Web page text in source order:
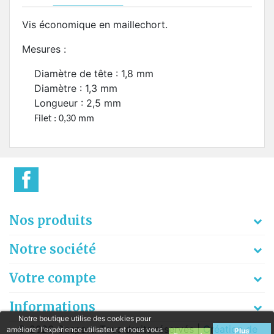
Notre boutique utilise des cookies pour
améliorer l'expérience utilisateur et nous vous
Plus
Vis économique en maillechort.
Mesures :
Diamètre de tête : 1,8 mm
Diamètre : 1,3 mm
Longueur : 2,5 mm
Filet : 0,30 mm
Nos produits
Notre société
Votre compte
Informations
© 2026 Gaspart. Tous droits réservés |Création de